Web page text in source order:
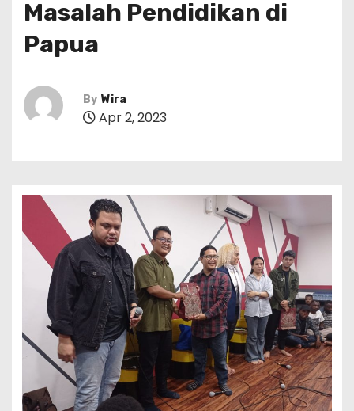
Masalah Pendidikan di
Papua
By Wira
Apr 2, 2023